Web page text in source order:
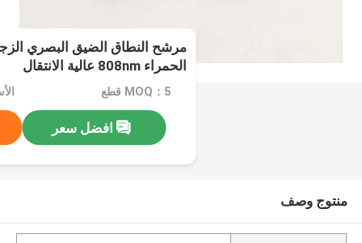
مرشح النطاق الضيق البصري
الحمراء 808nm عالية الانتقال
MOQ：5 قطع
افضل سعر
منتوج وصف